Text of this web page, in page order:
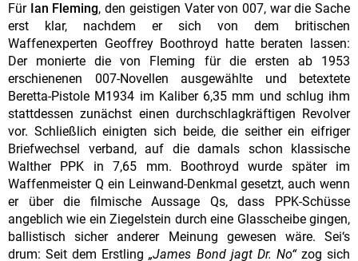
Für Ian Fleming, den geistigen Vater von 007, war die Sache
erst klar, nachdem er sich von dem britischen
Waffenexperten Geoffrey Boothroyd hatte beraten lassen:
Der monierte die von Fleming für die ersten ab 1953
erschienenen 007-Novellen ausgewählte und betextete
Beretta-Pistole M1934 im Kaliber 6,35 mm und schlug ihm
stattdessen zunächst einen durchschlagkräftigen Revolver
vor. Schließlich einigten sich beide, die seither ein eifriger
Briefwechsel verband, auf die damals schon klassische
Walther PPK in 7,65 mm. Boothroyd wurde später im
Waffenmeister Q ein Leinwand-Denkmal gesetzt, auch wenn
er über die filmische Aussage Qs, dass PPK-Schüsse
angeblich wie ein Ziegelstein durch eine Glasscheibe gingen,
ballistisch sicher anderer Meinung gewesen wäre. Sei‘s
drum: Seit dem Erstling„James Bond jagt Dr. No“ zog sich